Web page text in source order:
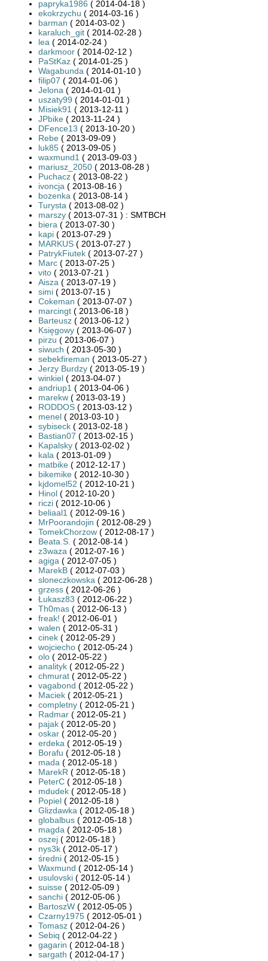
papryka1986 ( 2014-04-18 )
ekokrzychu ( 2014-03-16 )
barman ( 2014-03-02 )
karaluch_git ( 2014-02-28 )
lea ( 2014-02-24 )
darkmoor ( 2014-02-12 )
PaStKaz ( 2014-01-25 )
Wagabunda ( 2014-01-10 )
filip07 ( 2014-01-06 )
Jelona ( 2014-01-01 )
uszaty99 ( 2014-01-01 )
Misiek91 ( 2013-12-11 )
JPbike ( 2013-11-24 )
DFence13 ( 2013-10-20 )
Rebe ( 2013-09-09 )
luk85 ( 2013-09-05 )
waxmund1 ( 2013-09-03 )
mariusz_2050 ( 2013-08-28 )
Puchacz ( 2013-08-22 )
ivoncja ( 2013-08-16 )
bozenka ( 2013-08-14 )
Turysta ( 2013-08-02 )
marszy ( 2013-07-31 ) : SMTBCH
biera ( 2013-07-30 )
kapi ( 2013-07-29 )
MARKUS ( 2013-07-27 )
PatrykFiutek ( 2013-07-27 )
Marc ( 2013-07-25 )
vito ( 2013-07-21 )
Aisza ( 2013-07-19 )
simi ( 2013-07-15 )
Cokeman ( 2013-07-07 )
marcingt ( 2013-06-18 )
Barteusz ( 2013-06-12 )
Księgowy ( 2013-06-07 )
pirzu ( 2013-06-07 )
siwuch ( 2013-05-30 )
sebekfireman ( 2013-05-27 )
Jerzy Burdzy ( 2013-05-19 )
winkiel ( 2013-04-07 )
andriup1 ( 2013-04-06 )
marekw ( 2013-03-19 )
RODDOS ( 2013-03-12 )
menel ( 2013-03-10 )
sybiseck ( 2013-02-18 )
Bastian07 ( 2013-02-15 )
Kapalsky ( 2013-02-02 )
kala ( 2013-01-09 )
matbike ( 2012-12-17 )
bikemike ( 2012-10-30 )
kjdomel52 ( 2012-10-21 )
Hinol ( 2012-10-20 )
riczi ( 2012-10-06 )
beliaal1 ( 2012-09-16 )
MrPoorandojin ( 2012-08-29 )
TomekChorzow ( 2012-08-17 )
Beata.S. ( 2012-08-14 )
z3waza ( 2012-07-16 )
agiga ( 2012-07-05 )
MarekB ( 2012-07-03 )
sloneczkowska ( 2012-06-28 )
grzess ( 2012-06-26 )
Łukasz83 ( 2012-06-22 )
Th0mas ( 2012-06-13 )
freak! ( 2012-06-01 )
walen ( 2012-05-31 )
cinek ( 2012-05-29 )
wojciecho ( 2012-05-24 )
olo ( 2012-05-22 )
analityk ( 2012-05-22 )
chmurat ( 2012-05-22 )
vagabond ( 2012-05-22 )
Maciek ( 2012-05-21 )
completny ( 2012-05-21 )
Radmar ( 2012-05-21 )
pajak ( 2012-05-20 )
oskar ( 2012-05-20 )
erdeka ( 2012-05-19 )
Borafu ( 2012-05-18 )
mada ( 2012-05-18 )
MarekR ( 2012-05-18 )
PeterC ( 2012-05-18 )
mdudek ( 2012-05-18 )
Popiel ( 2012-05-18 )
Glizdawka ( 2012-05-18 )
globalbus ( 2012-05-18 )
magda ( 2012-05-18 )
oszej ( 2012-05-18 )
nys3k ( 2012-05-17 )
średni ( 2012-05-15 )
Waxmund ( 2012-05-14 )
usulovski ( 2012-05-14 )
suisse ( 2012-05-09 )
sanchi ( 2012-05-06 )
BartoszW ( 2012-05-05 )
Czarny1975 ( 2012-05-01 )
Tomasz ( 2012-04-26 )
Sebiq ( 2012-04-22 )
gagarin ( 2012-04-18 )
sargath ( 2012-04-17 )